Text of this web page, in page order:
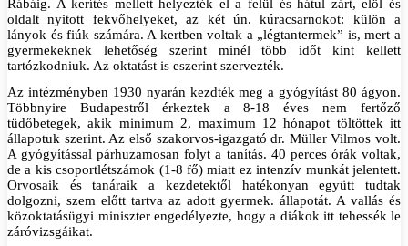
Rábáig. A kerítés mellett helyezték el a felül és hátul zárt, elöl és
oldalt nyitott fekvőhelyeket, az két ún. kúracsarnokot: külön a
lányok és fiúk számára. A kertben voltak a „légtantermek” is, mert a
gyermekeknek lehetőség szerint minél több időt kint kellett
tartózkodniuk. Az oktatást is eszerint szervezték.
Az intézményben 1930 nyarán kezdték meg a gyógyítást 80 ágyon.
Többnyire Budapestről érkeztek a 8-18 éves nem fertőző
tüdőbetegek, akik minimum 2, maximum 12 hónapot töltöttek itt
állapotuk szerint. Az első szakorvos-igazgató dr. Müller Vilmos volt.
A gyógyítással párhuzamosan folyt a tanítás. 40 perces órák voltak,
de a kis csoportlétszámok (1-8 fő) miatt ez intenzív munkát jelentett.
Orvosaik és tanáraik a kezdetektől hatékonyan együtt tudtak
dolgozni, szem előtt tartva az adott gyermek. állapotát. A vallás és
közoktatásügyi miniszter engedélyezte, hogy a diákok itt tehessék le
záróvizsgáikat.